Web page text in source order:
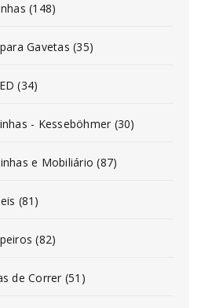
(148)
Gavetas (35)
(34)
- Kesseböhmer (30)
e Mobiliário (87)
(81)
(82)
de Correr (51)